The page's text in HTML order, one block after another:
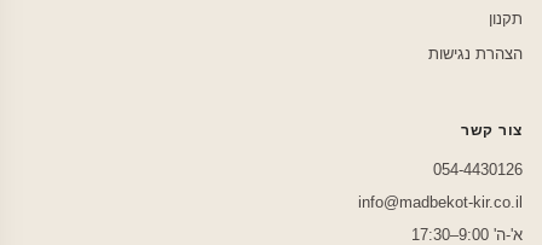
תקנון
הצהרת נגישות
צור קשר
054-4430126
info@madbekot-kir.co.il
א'-ה' 9:00–17:30